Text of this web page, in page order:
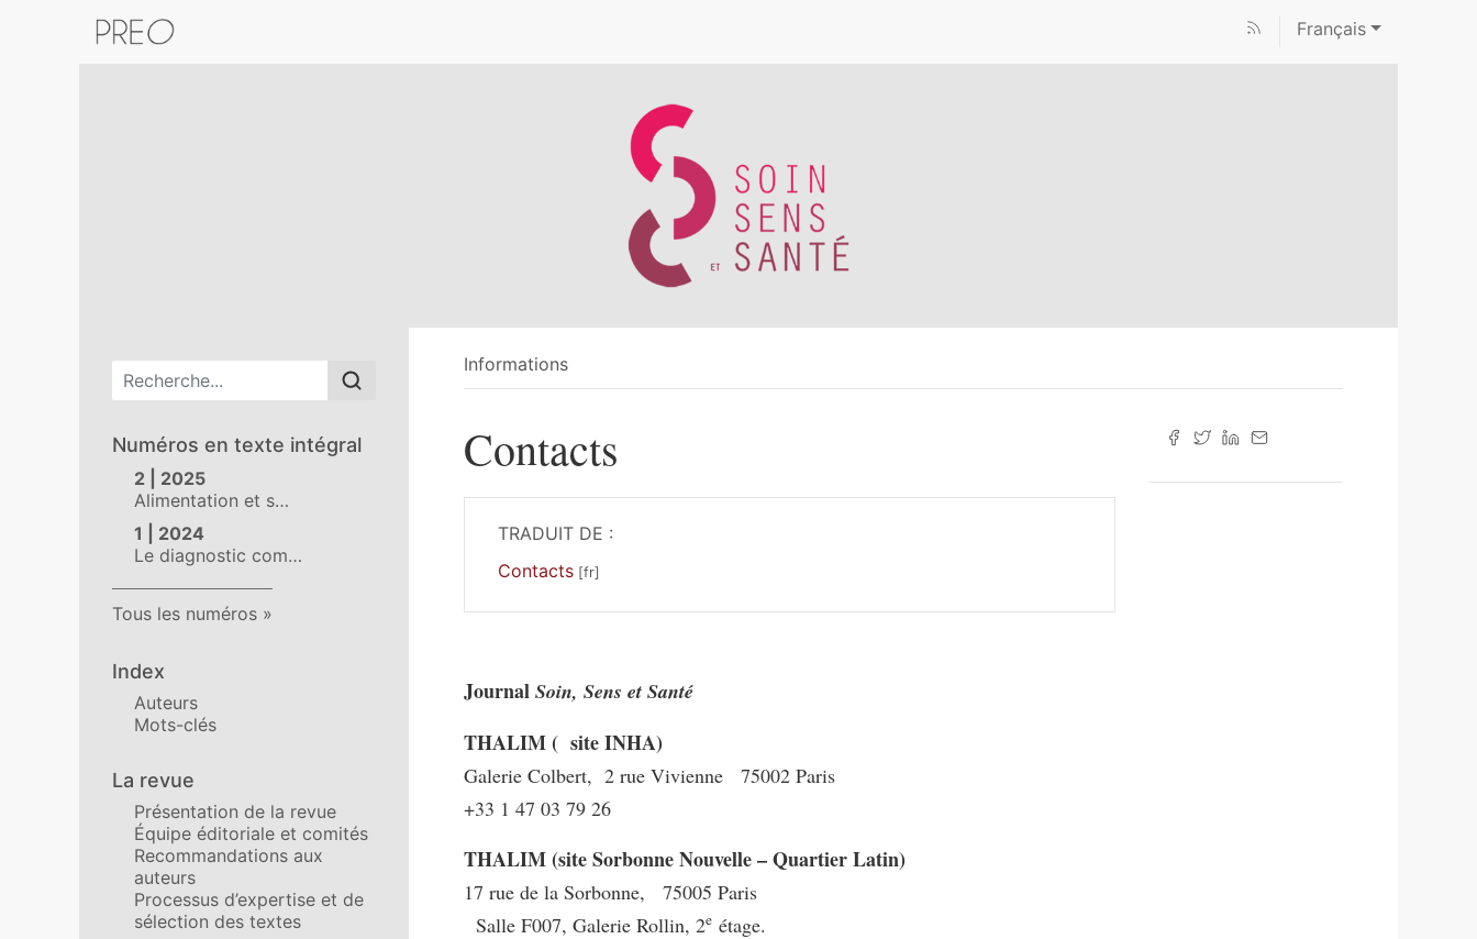
Français
Menu principal
Numéros en texte intégral
2 | 2025
Alimentation et s…
1 | 2024
Le diagnostic com…
Tous les numéros
Index
Auteurs
Mots-clés
La revue
Présentation de la revue
Équipe éditoriale et comités
Recommandations aux
auteurs
Processus d’expertise et de
sélection des textes
Informations
Contacts
TRADUIT DE :
Contacts
Journal Soin, Sens et Santé
THALIM ( siteINHA)
Galerie Colbert, 2 rue Vivienne 75002 Paris
+33 1 47 03 79 26
THALIM (site Sorbonne Nouvelle – Quartier Latin)
17 rue de la Sorbonne, 75005 Paris
Salle F007, Galerie Rollin, 2e étage.